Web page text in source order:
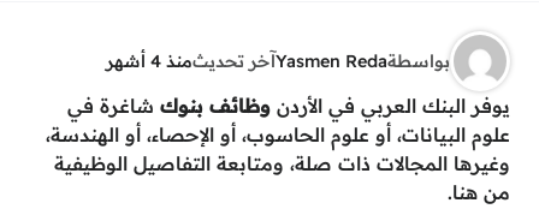
بواسطةYasmen Redaآخر تحديثمنذ 4 أشهر
يوفر البنك العربي في الأردن وظائف بنوك شاغرة في
علوم البيانات، أو علوم الحاسوب، أو الإحصاء، أو الهندسة،
وغيرها المجالات ذات صلة، ومتابعة التفاصيل الوظيفية
من هنا.